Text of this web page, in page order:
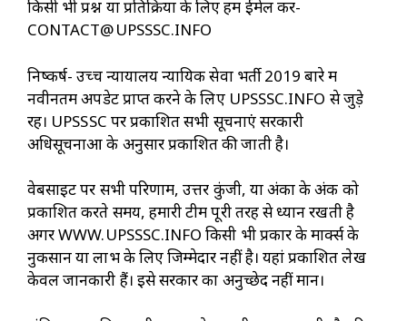
किसी भी प्रश्न या प्रतिक्रिया के लिए हमें ईमेल करें-
CONTACT@UPSSSC.INFO
निष्कर्ष- उच्च न्यायालय न्यायिक सेवा भर्ती 2019 बारे में
नवीनतम अपडेट प्राप्त करने के लिए UPSSSC.INFO से जुड़े
रहें। UPSSSC पर प्रकाशित सभी सूचनाएं सरकारी
अधिसूचनाओं के अनुसार प्रकाशित की जाती है।
वेबसाइट पर सभी परिणाम, उत्तर कुंजी, या अंकों के अंक को
प्रकाशित करते समय, हमारी टीम पूरी तरह से ध्यान रखती है
अगर WWW.UPSSSC.INFO किसी भी प्रकार के मार्क्स के
नुकसान या लाभ के लिए जिम्मेदार नहीं है। यहां प्रकाशित लेख
केवल जानकारी हैं। इसे सरकार का अनुच्छेद नहीं मानें।